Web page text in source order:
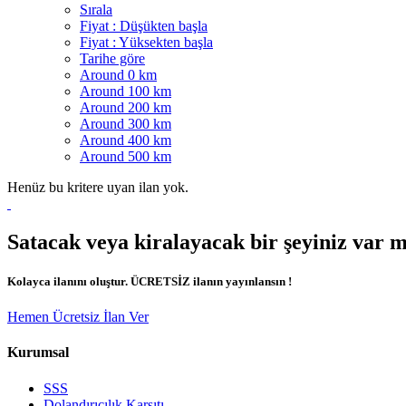
Sırala
Fiyat : Düşükten başla
Fiyat : Yüksekten başla
Tarihe göre
Around 0 km
Around 100 km
Around 200 km
Around 300 km
Around 400 km
Around 500 km
Henüz bu kritere uyan ilan yok.
Satacak veya kiralayacak bir şeyiniz var
Kolayca ilanını oluştur. ÜCRETSİZ ilanın yayınlansın !
Hemen Ücretsiz İlan Ver
Kurumsal
SSS